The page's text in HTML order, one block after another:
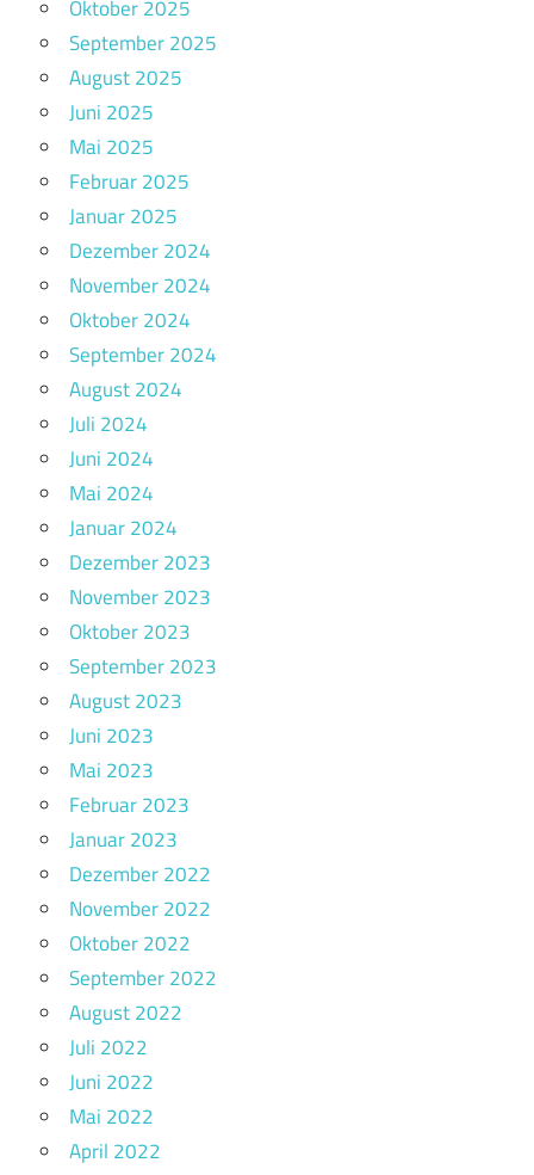
Oktober 2025
September 2025
August 2025
Juni 2025
Mai 2025
Februar 2025
Januar 2025
Dezember 2024
November 2024
Oktober 2024
September 2024
August 2024
Juli 2024
Juni 2024
Mai 2024
Januar 2024
Dezember 2023
November 2023
Oktober 2023
September 2023
August 2023
Juni 2023
Mai 2023
Februar 2023
Januar 2023
Dezember 2022
November 2022
Oktober 2022
September 2022
August 2022
Juli 2022
Juni 2022
Mai 2022
April 2022